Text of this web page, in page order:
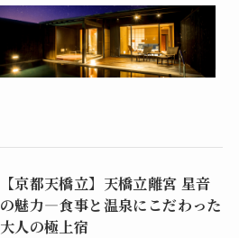
【京都天橋立】天橋立離宮 星音
の魅力―食事と温泉にこだわった
大人の極上宿